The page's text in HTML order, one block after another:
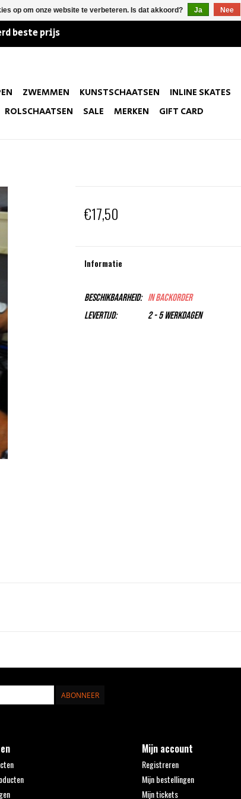
beste prijs
ZWEMMEN KUNSTSCHAATSEN INLINE SKATES
ROLSCHAATSEN
SALE MERKEN GIFT CARD
€17,50
Informatie
Beschikbaarheid: In backorder
Levertijd:
2 - 5 Werkdagen
ABONNEER
Mijn account
Registreren
Mijn bestellingen
Mijn tickets
op om onze website te verbeteren. Is dat akkoord? Ja Nee